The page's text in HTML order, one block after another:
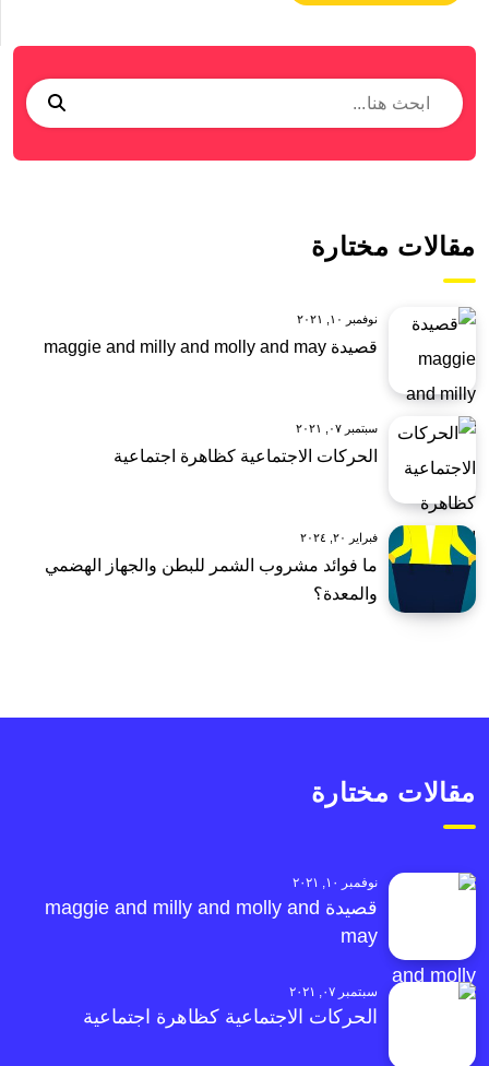
مقالات مختارة
نوفمبر ١٠, ٢٠٢١
قصيدة maggie and milly and molly and may
سبتمبر ٠٧, ٢٠٢١
الحركات الاجتماعية كظاهرة اجتماعية
فبراير ٢٠, ٢٠٢٤
ما فوائد مشروب الشمر للبطن والجهاز الهضمي
والمعدة؟
مقالات مختارة
نوفمبر ١٠, ٢٠٢١
قصيدة maggie and milly and molly and
may
سبتمبر ٠٧, ٢٠٢١
الحركات الاجتماعية كظاهرة اجتماعية